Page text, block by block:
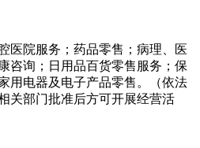
医院服务；药品零售；病理、医
咨询；日用品百货零售服务；保
用电器及电子产品零售。（依法
关部门批准后方可开展经营活